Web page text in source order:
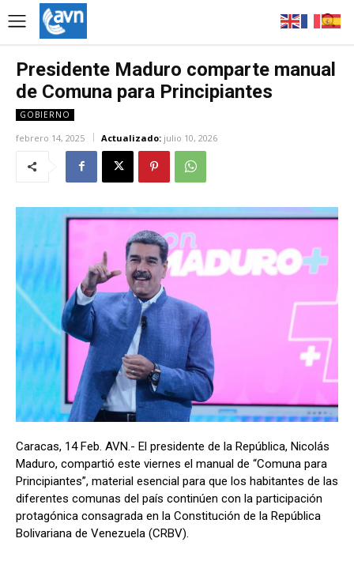
Presidente Maduro comparte manual
de Comuna para Principiantes
GOBIERNO
febrero 14, 2025 Actualizado: julio 10, 2026
Caracas, 14 Feb. AVN.- El presidente de la República, Nicolás
Maduro, compartió este viernes el manual de “Comuna para
Principiantes”, material esencial para que los habitantes de las
diferentes comunas del país continúen con la participación
protagónica consagrada en la Constitución de la República
Bolivariana de Venezuela (CRBV).